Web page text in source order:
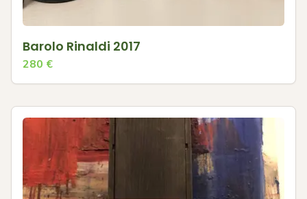
Barolo Rinaldi 2017
280 €